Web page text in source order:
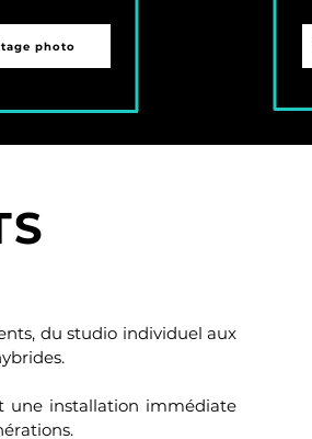
photo
du studio individuel aux
une installation immédiate